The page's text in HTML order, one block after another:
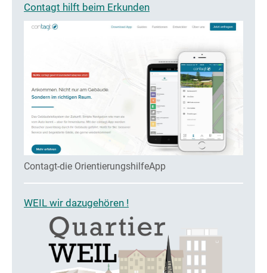
Contagt hilft beim Erkunden
Contagt-die OrientierungshilfeApp
WEIL wir dazugehören !